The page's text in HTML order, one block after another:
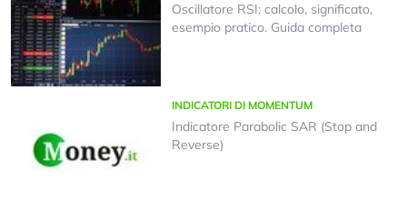
Oscillatore RSI: calcolo, significato,
esempio pratico. Guida completa
INDICATORI DI MOMENTUM
Indicatore Parabolic SAR (Stop and
Reverse)